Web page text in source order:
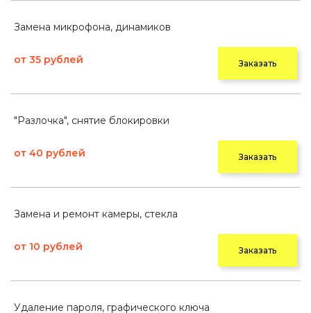
Замена микрофона, динамиков
от 35 рублей Заказать
"Разлочка", снятие блокировки
от 40 рублей Заказать
Замена и ремонт камеры, стекла
от 10 рублей Заказать
Удаление пароля, графического ключа